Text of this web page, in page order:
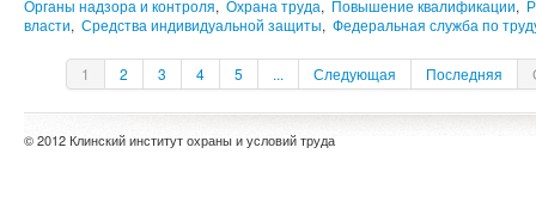
Органы надзора и контроля, Охрана труда, Повышение квалификации,
власти, Средства индивидуальной защиты, Федеральная служба по
1 2 3 4 5 ... Следующая Последняя
© 2012 Клинский институт охраны и условий труда